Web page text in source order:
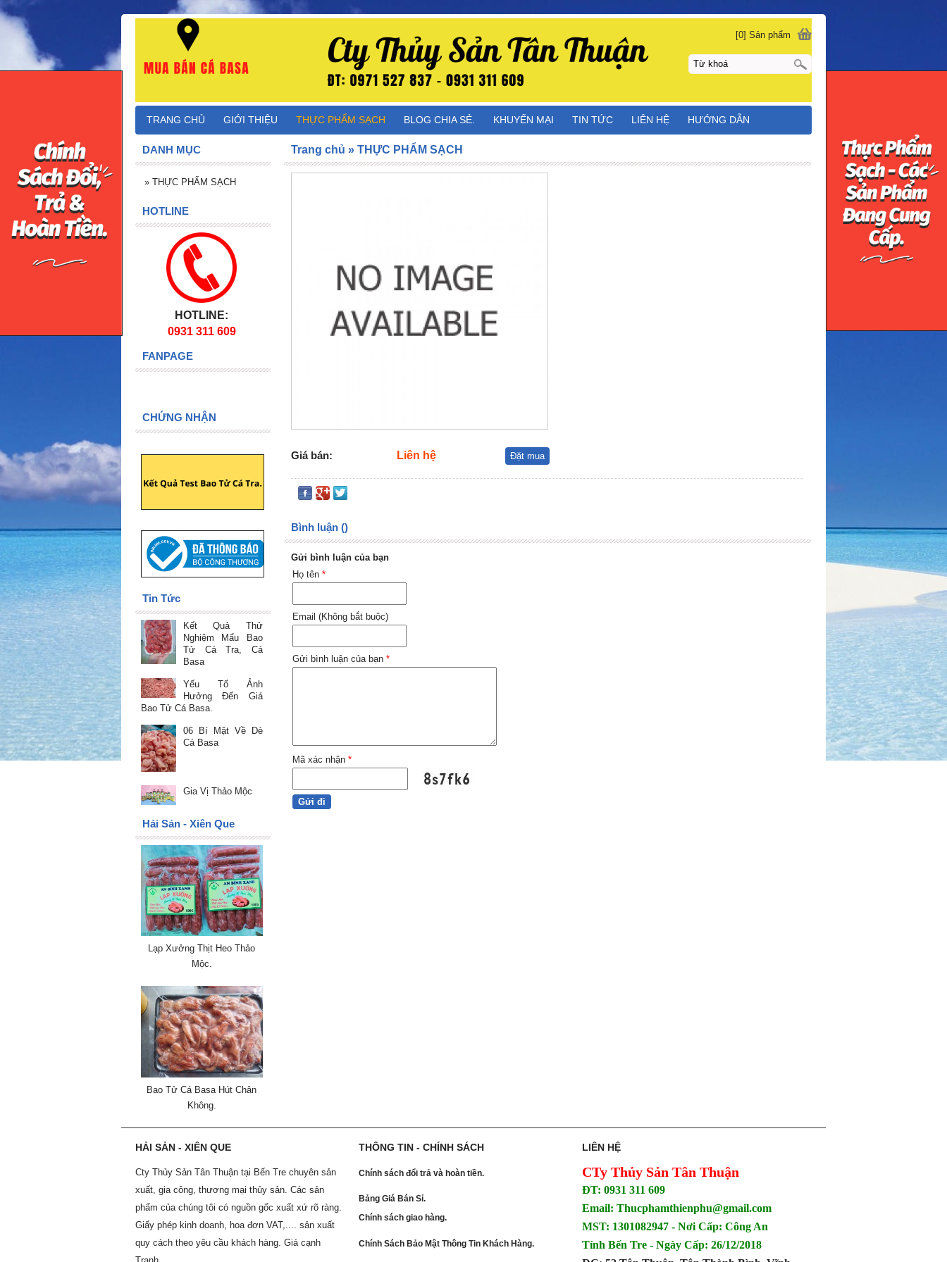
Giá bán: Liên hệ Đặt mua
Bình luận ()
Gửi bình luận của bạn
Họ tên*
Email (Không bắt buộc)
Gửi bình luận của bạn*
Mã xác nhận*
Trang chủ »THỰC PHẨM SẠCH
DANH MỤC
» THỰC PHẨM SẠCH
HOTLINE
HOTLINE:
0931 311 609
FANPAGE
CHỨNG NHẬN
Tin Tức
Kết Quả Thử
Nghiệm Mẩu Bao
Tử Cá Tra, Cá
Basa
Yếu Tố Ảnh
Hưởng Đến Giá
Bao Tử Cá Basa.
06 Bí Mật Về Dè
Cá Basa
Gia Vị Thảo Mộc
Hải Sản - Xiên Que
Lạp Xưởng Thịt Heo Thảo
Mộc.
Bao Tử Cá Basa Hút Chân
Không.
[0] Sản phẩm
TRANG CHỦ GIỚI THIỆU THỰC PHẨM SẠCH BLOG CHIA SẺ. KHUYẾN MẠI TIN TỨC LIÊN HỆ HƯỚNG DẪN
HẢI SẢN - XIÊN QUE
Cty Thủy Sản Tân Thuận tại Bến Tre chuyên sản
xuất, gia công, thương mại thủy sản. Các sản
phẩm của chúng tôi có nguồn gốc xuất xứ rõ ràng.
Giấy phép kinh doanh, hoa đơn VAT,.... sản xuất
quy cách theo yêu cầu khách hàng. Giá cạnh
THÔNG TIN - CHÍNH SÁCH
Chính sách đổi trả và hoàn tiền.
Bảng Giá Bán Sỉ.
Chính sách giao hàng.
Chính Sách Bảo Mật Thông Tin Khách Hàng.
LIÊN HỆ
CTy Thủy Sản Tân Thuận
ĐT: 0931 311 609
Email: Thucphamthienphu@gmail.com
MST: 1301082947 - Nơi Cấp: Công An
Tỉnh Bến Tre - Ngày Cấp: 26/12/2018